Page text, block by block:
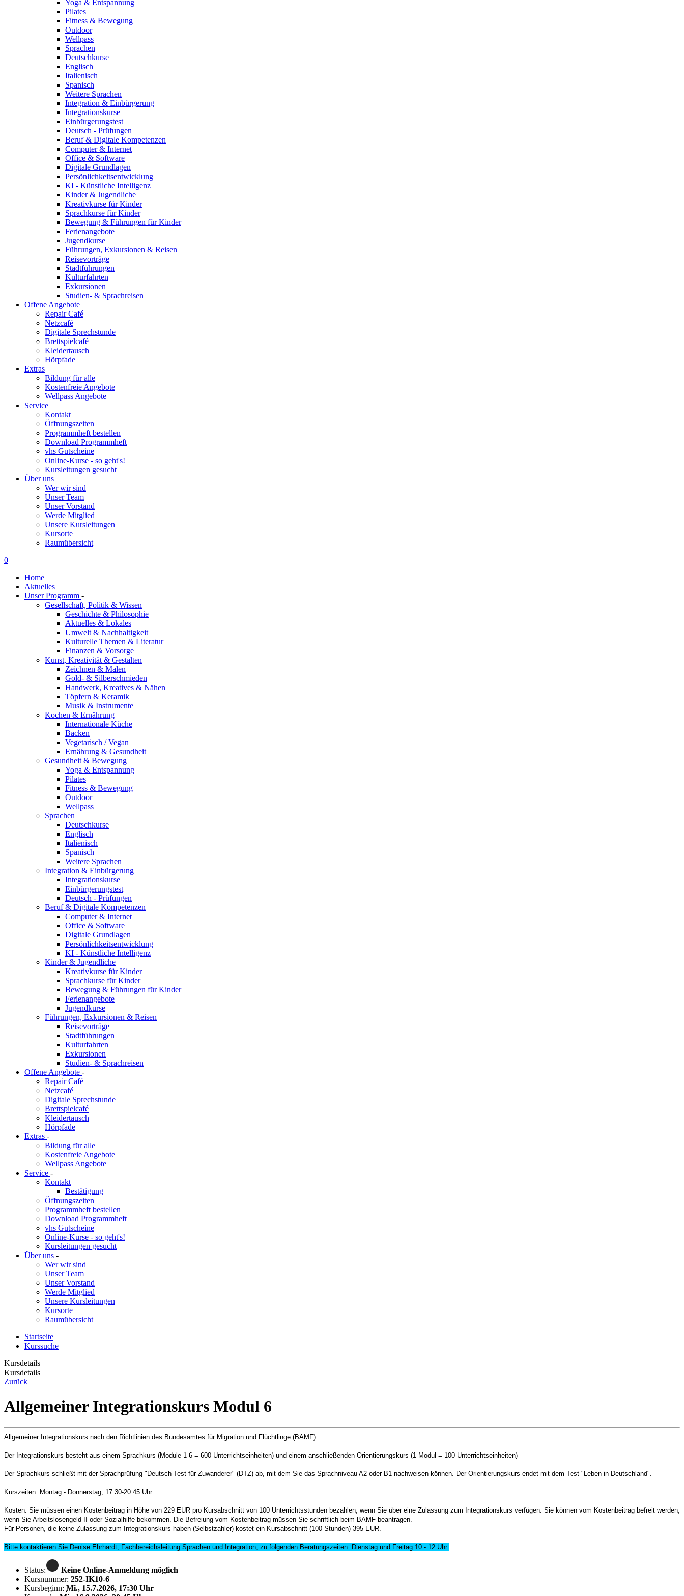
Yoga & Entspannung
Pilates
Fitness & Bewegung
Outdoor
Wellpass
Sprachen
Deutschkurse
Englisch
Italienisch
Spanisch
Weitere Sprachen
Integration & Einbürgerung
Integrationskurse
Einbürgerungstest
Deutsch - Prüfungen
Beruf & Digitale Kompetenzen
Computer & Internet
Office & Software
Digitale Grundlagen
Persönlichkeitsentwicklung
KI - Künstliche Intelligenz
Kinder & Jugendliche
Kreativkurse für Kinder
Sprachkurse für Kinder
Bewegung & Führungen für Kinder
Ferienangebote
Jugendkurse
Führungen, Exkursionen & Reisen
Reisevorträge
Stadtführungen
Kulturfahrten
Exkursionen
Studien- & Sprachreisen
Offene Angebote
Repair Café
Netzcafé
Digitale Sprechstunde
Brettspielcafé
Kleidertausch
Hörpfade
Extras
Bildung für alle
Kostenfreie Angebote
Wellpass Angebote
Service
Kontakt
Öffnungszeiten
Programmheft bestellen
Download Programmheft
vhs Gutscheine
Online-Kurse - so geht's!
Kursleitungen gesucht
Über uns
Wer wir sind
Unser Team
Unser Vorstand
Werde Mitglied
Unsere Kursleitungen
Kursorte
Raumübersicht
0
Home
Aktuelles
Unser Programm -
Gesellschaft, Politik & Wissen
Geschichte & Philosophie
Aktuelles & Lokales
Umwelt & Nachhaltigkeit
Kulturelle Themen & Literatur
Finanzen & Vorsorge
Kunst, Kreativität & Gestalten
Zeichnen & Malen
Gold- & Silberschmieden
Handwerk, Kreatives & Nähen
Töpfern & Keramik
Musik & Instrumente
Kochen & Ernährung
Internationale Küche
Backen
Vegetarisch / Vegan
Ernährung & Gesundheit
Gesundheit & Bewegung
Yoga & Entspannung
Pilates
Fitness & Bewegung
Outdoor
Wellpass
Sprachen
Deutschkurse
Englisch
Italienisch
Spanisch
Weitere Sprachen
Integration & Einbürgerung
Integrationskurse
Einbürgerungstest
Deutsch - Prüfungen
Beruf & Digitale Kompetenzen
Computer & Internet
Office & Software
Digitale Grundlagen
Persönlichkeitsentwicklung
KI - Künstliche Intelligenz
Kinder & Jugendliche
Kreativkurse für Kinder
Sprachkurse für Kinder
Bewegung & Führungen für Kinder
Ferienangebote
Jugendkurse
Führungen, Exkursionen & Reisen
Reisevorträge
Stadtführungen
Kulturfahrten
Exkursionen
Studien- & Sprachreisen
Offene Angebote -
Repair Café
Netzcafé
Digitale Sprechstunde
Brettspielcafé
Kleidertausch
Hörpfade
Extras -
Bildung für alle
Kostenfreie Angebote
Wellpass Angebote
Service -
Kontakt
Bestätigung
Öffnungszeiten
Programmheft bestellen
Download Programmheft
vhs Gutscheine
Online-Kurse - so geht's!
Kursleitungen gesucht
Über uns -
Wer wir sind
Unser Team
Unser Vorstand
Werde Mitglied
Unsere Kursleitungen
Kursorte
Raumübersicht
Startseite
Kurssuche
Kursdetails
Kursdetails
Zurück
Allgemeiner Integrationskurs Modul 6
Allgemeiner Integrationskurs nach den Richtlinien des Bundesamtes für Migration und Flüchtlinge (BAMF)
Der Integrationskurs besteht aus einem Sprachkurs (Module 1-6 = 600 Unterrichtseinheiten) und einem anschließenden Orientierungskurs (1 Modul = 100 Unterrichtseinheiten)
Der Sprachkurs schließt mit der Sprachprüfung "Deutsch-Test für Zuwanderer" (DTZ) ab, mit dem Sie das Sprachniveau A2 oder B1 nachweisen können. Der Orientierungskurs endet mit dem Test "Leben in Deutschland".
Kurszeiten: Montag - Donnerstag, 17:30-20:45 Uhr
Kosten: Sie müssen einen Kostenbeitrag in Höhe von 229 EUR pro Kursabschnitt von 100 Unterrichtsstunden bezahlen, wenn Sie über eine Zulassung zum Integrationskurs verfügen. Sie können vom Kostenbeitrag befreit werden,
wenn Sie Arbeitslosengeld II oder Sozialhilfe bekommen. Die Befreiung vom Kostenbeitrag müssen Sie schriftlich beim BAMF beantragen.
Für Personen, die keine Zulassung zum Integrationskurs haben (Selbstzahler) kostet ein Kursabschnitt (100 Stunden) 395 EUR.
Bitte kontaktieren Sie Denise Ehrhardt, Fachbereichsleitung Sprachen und Integration, zu folgenden Beratungszeiten: Dienstag und Freitag 10 - 12 Uhr.
Status:
Keine Online-Anmeldung möglich
Kursnummer: 252-IK10-6
Kursbeginn: Mi., 15.7.2026, 17:30 Uhr